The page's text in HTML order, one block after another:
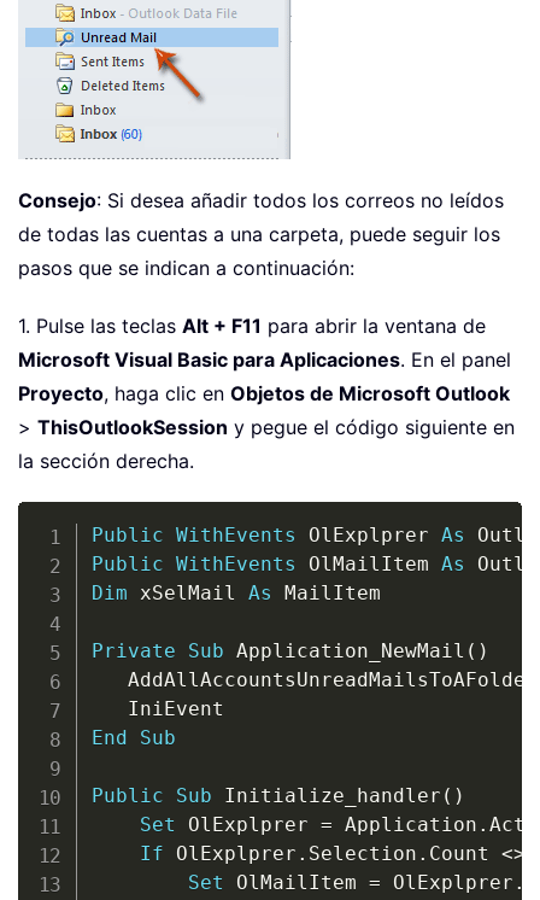
Consejo: Si desea añadir todos los correos no leídos
de todas las cuentas a una carpeta, puede seguir los
pasos que se indican a continuación:
1. Pulse las teclas Alt + F11 para abrir la ventana de
Microsoft Visual Basic para Aplicaciones. En el panel
Proyecto, haga clic en Objetos de Microsoft Outlook
> ThisOutlookSession y pegue el código siguiente en
la sección derecha.
Public WithEvents OlExplprer As
Public WithEvents OlMailItem As
Dim xSelMail As MailItem
Private Sub Application_NewMail ( )
   AddAllAccountsUnreadMailsToAFolder
End
Sub
Public Sub Initialize_handler ( )
Set OlExplprer = Application .
If OlExplprer . Selection . Count <>
Set OlMailItem = OlExplprer .
Copy